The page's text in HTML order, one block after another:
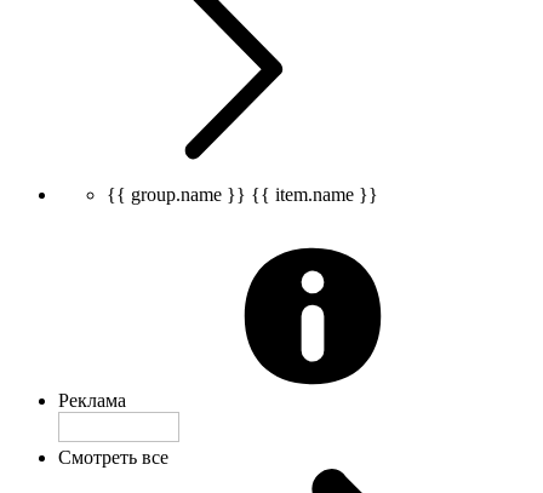
{{ group.name }} {{ item.name }}
Реклама
Смотреть все